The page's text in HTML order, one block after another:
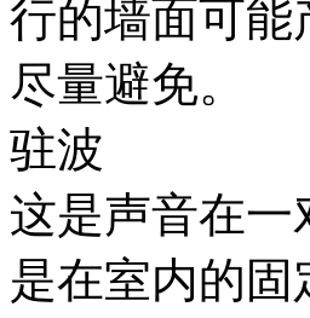
行的墙面可能
尽量避免。
驻波
这是声音在
是在室内的